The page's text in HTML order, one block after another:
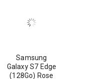
Samsung
Galaxy S7 Edge
(128Go) Rose